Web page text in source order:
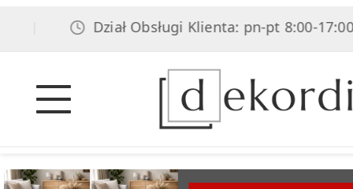
Dział Obsługi Klienta: pn-pt 8:00-17:00,